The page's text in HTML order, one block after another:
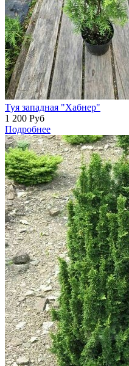
Туя западная "Хабнер"
1 200 Руб
Подробнее